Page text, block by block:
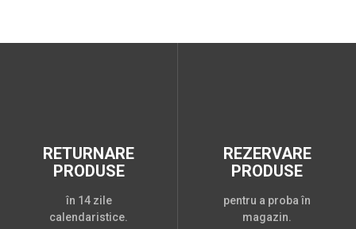
RETURNARE
PRODUSE
în 14 zile
calendaristice.
REZERVARE
PRODUSE
pentru a proba în
magazin.